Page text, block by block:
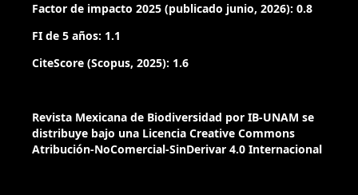
Factor de impacto 2025 (publicado junio, 2026): 0.8
FI de 5 años: 1.1
CiteScore (Scopus, 2025): 1.6
Revista Mexicana de Biodiversidad por IB-UNAM se
distribuye bajo una Licencia Creative Commons
Atribución-NoComercial-SinDerivar 4.0 Internacional